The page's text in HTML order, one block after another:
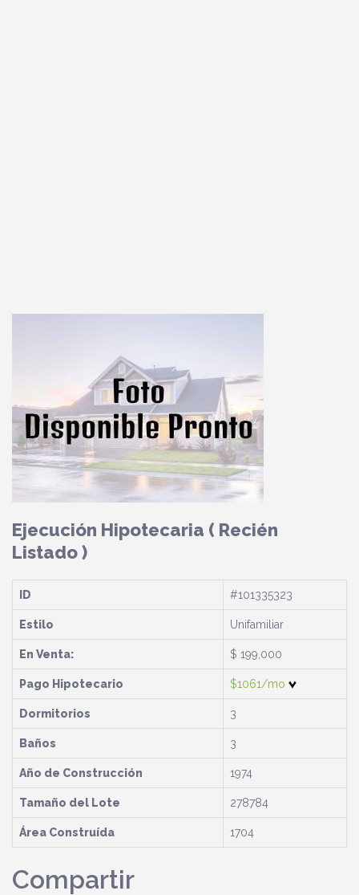
Ejecución Hipotecaria ( Recién
Listado )
ID #101335323
Estilo Unifamiliar
En Venta: $ 199,000
Pago Hipotecario $1061/mo
Dormitorios 3
Baños 3
Año de Construcción 1974
Tamaño del Lote 278784
Área Construída 1704
Compartir